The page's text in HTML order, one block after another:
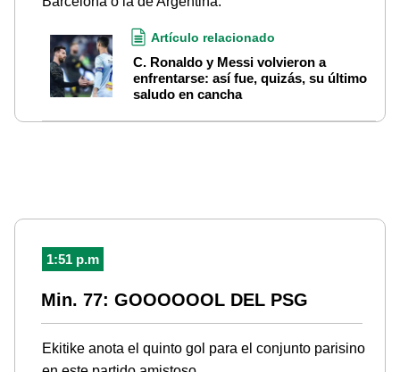
Artículo relacionado
C. Ronaldo y Messi volvieron a
enfrentarse: así fue, quizás, su último
saludo en cancha
1:51 p.m
Min. 77: GOOOOOOL DEL PSG
Ekitike anota el quinto gol para el conjunto parisino